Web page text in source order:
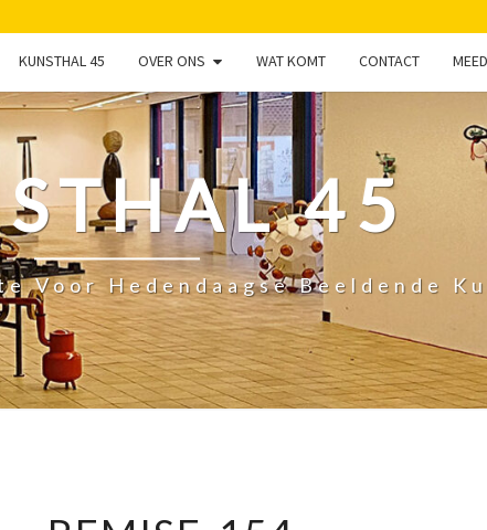
KUNSTHAL 45 OVER ONS WAT KOMT CONTACT
45
Voor Hedendaagse Beeldende